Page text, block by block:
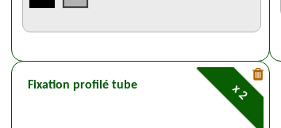
x 2
Fixation profilé tube